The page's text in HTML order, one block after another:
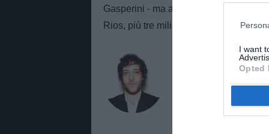
I want
Opted
Gasperini - ma anche 23 milioni e
Rios, più tre milioni per Bailey,
Andrea Losapio
Giornalista, collabora con